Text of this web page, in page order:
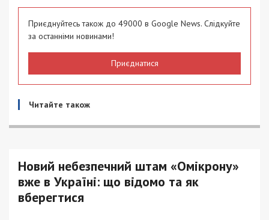
Приєднуйтесь також до 49000 в Google News. Слідкуйте
за останніми новинами!
Приєднатися
Читайте також
Новий небезпечний штам «Омікрону»
вже в Україні: що відомо та як
вберегтися